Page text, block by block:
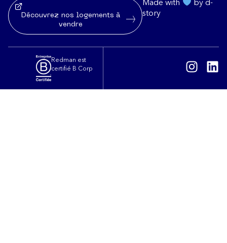
Redman est
certifié B Corp
Découvrez nos logements à
vendre
story